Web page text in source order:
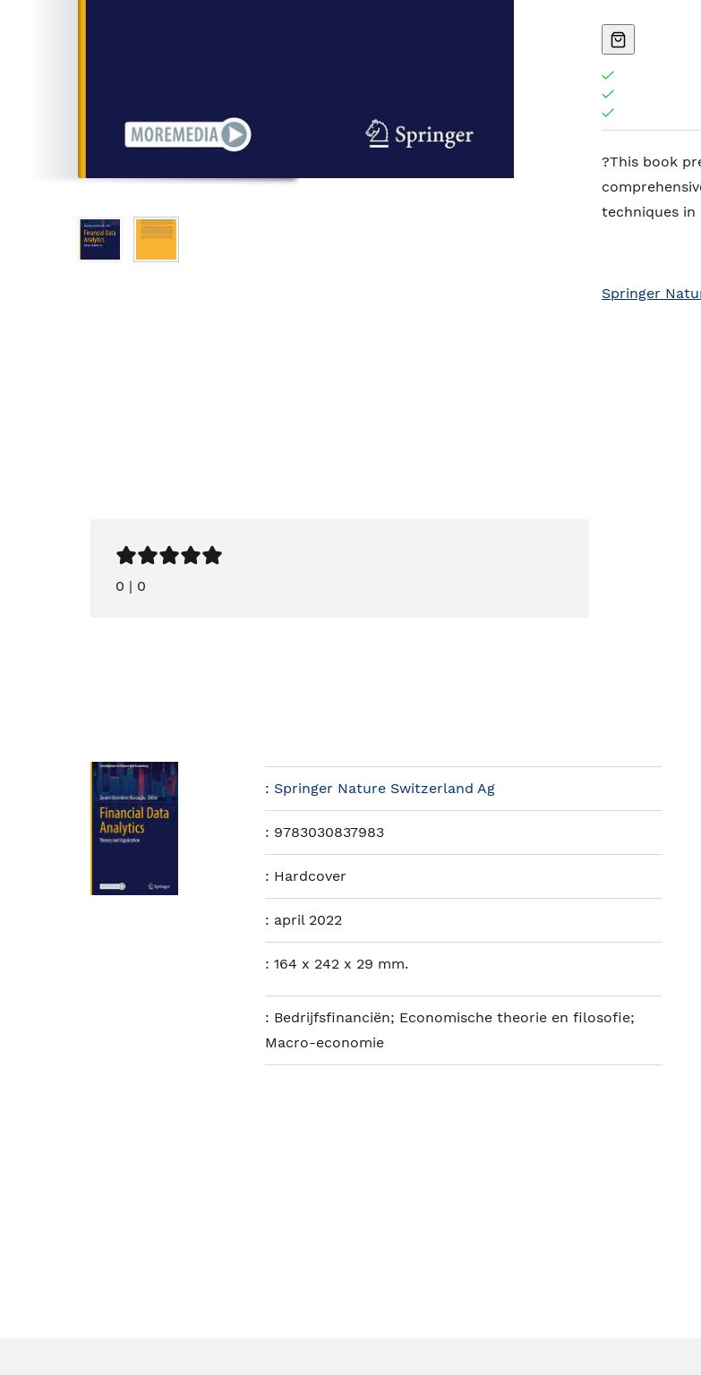
?This book
techniques
Springer
0 | 0
: Springer Nature Switzerland Ag
: 9783030837983
: Hardcover
: april 2022
: 164 x 242 x 29 mm.
: Bedrijfsfinanciën; Economische theorie en filosofie;
Macro-economie